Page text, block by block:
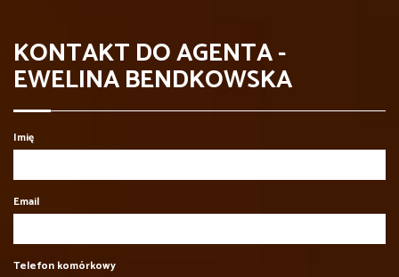
KONTAKT DO AGENTA -
EWELINA BENDKOWSKA
Imię
Email
Telefon komórkowy